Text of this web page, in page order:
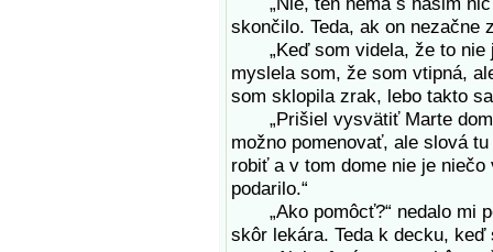
skončilo. Teda, ak on nezačne
„Keď som videla, že to nie
myslela som, že som vtipná,
som sklopila zrak, lebo takto
„Prišiel vysvätiť Marte dom.
možno pomenovať, ale slová
robiť a v tom dome nie je
podarilo.“
„Ako pomôcť?“ nedalo mi
skôr lekára. Teda k decku,